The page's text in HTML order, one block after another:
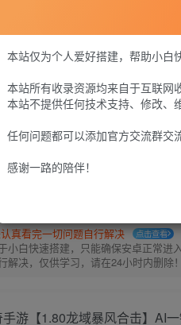
要
真看完一切问题自行解决 点击查看
小白快速搭建，只能确保安卓正常
决，仅供学习，请在24小时内删除！
本站仅为个人爱好搭建，帮助小白
本站所有收录资源均来自于互联网
本站不提供任何技术支持、修改、
任何问题都可以添加官方交流群交
感谢一路的陪伴！